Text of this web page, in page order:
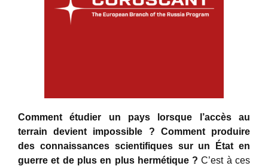
Comment étudier un pays lorsque l’accès au
terrain devient impossible ? Comment produire
des connaissances scientifiques sur un État en
guerre et de plus en plus hermétique ? C’est à ces